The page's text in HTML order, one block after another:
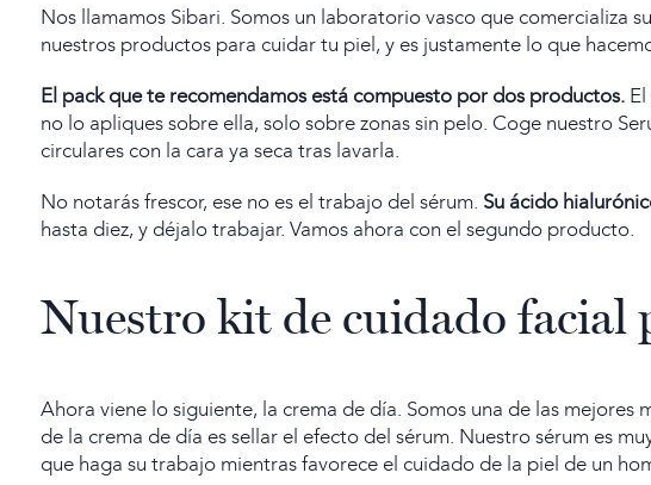
Nos llamamos Sibari. Somos un laboratorio vasco que
nuestros productos para cuidar tu piel,y es justamente lo que
El pack que te recomendamos está compuesto por dos productos.
no lo apliques sobre ella, solo sobre zonas sin pelo. Coge nuestro
circulares con la cara ya seca tras lavarla.
No notarás frescor, ese no es el trabajo del sérum. Su ácido
hasta diez, y déjalo trabajar. Vamos ahora con el segundo producto.
Nuestro kit de cuidado facial
Ahora viene lo siguiente, la crema de día. Somos una de las
de la crema de día es sellar el efecto del sérum. Nuestro sérum es
que haga su trabajo mientras favorece el cuidado de la piel de un